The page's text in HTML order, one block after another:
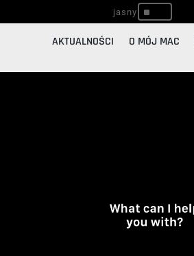
^
AKTUALNOŚCI O MÓJ MAC